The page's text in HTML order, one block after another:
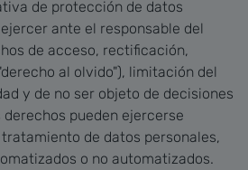
de protección de datos
ante el responsable del
de acceso, rectificación,
al olvido"), limitación del
y de no ser objeto de decisiones
derechos pueden ejercerse
de datos personales,
o no automatizados.